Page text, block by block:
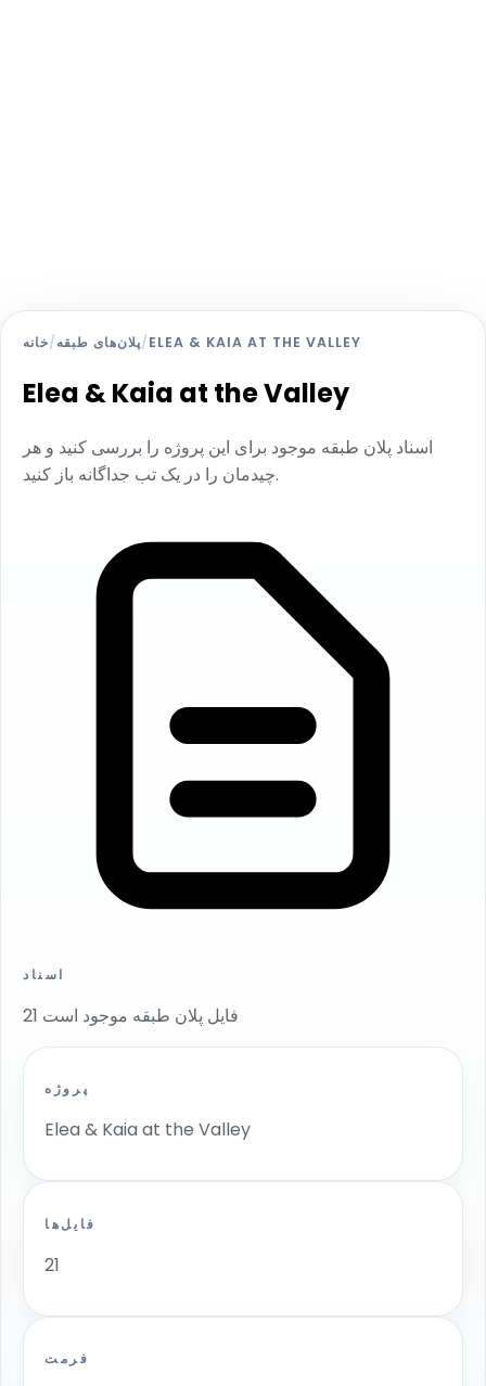
خانه/پلان‌های طبقه/ELEA & KAIA AT THE VALLEY
Elea & Kaia at the Valley
اسناد پلان طبقه موجود برای این پروژه را بررسی کنید و هر
چیدمان را در یک تب جداگانه باز کنید.
اسناد
21 فایل پلان طبقه موجود است
پروژه
Elea & Kaia at the Valley
فایل‌ها
21
فرمت